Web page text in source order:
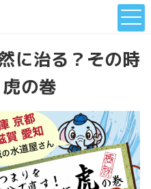
に治る？その時
の巻